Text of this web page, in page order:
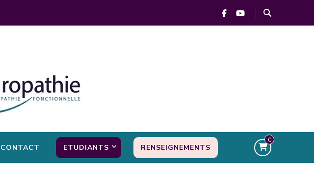
CONTACT ETUDIANTS RENSEIGNEMENTS
0